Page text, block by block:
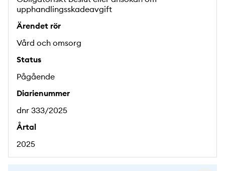
upphandlingsskadeavgift
Ärendet rör
Vård och omsorg
Status
Pågående
Diarienummer
dnr 333/2025
Årtal
2025